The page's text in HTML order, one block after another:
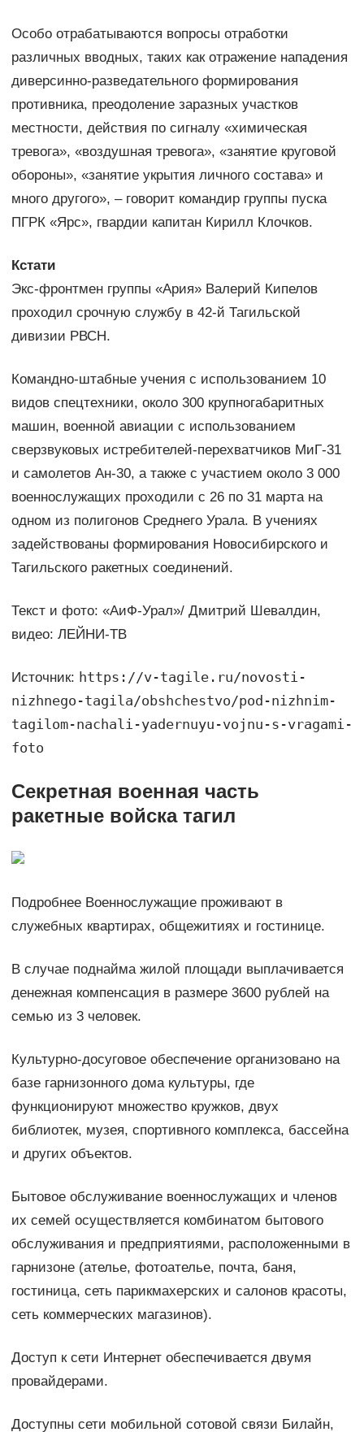
Особо отрабатываются вопросы отработки
различных вводных, таких как отражение нападения
диверсинно-разведательного формирования
противника, преодоление заразных участков
местности, действия по сигналу «химическая
тревога», «воздушная тревога», «занятие круговой
обороны», «занятие укрытия личного состава» и
много другого», – говорит командир группы пуска
ПГРК «Ярс», гвардии капитан Кирилл Клочков.
Кстати
Экс-фронтмен группы «Ария» Валерий Кипелов
проходил срочную службу в 42-й Тагильской
дивизии РВСН.
Командно-штабные учения с использованием 10
видов спецтехники, около 300 крупногабаритных
машин, военной авиации с использованием
сверзвуковых истребителей-перехватчиков МиГ-31
и самолетов Ан-30, а также с участием около 3 000
военнослужащих проходили с 26 по 31 марта на
одном из полигонов Среднего Урала. В учениях
задействованы формирования Новосибирского и
Тагильского ракетных соединений.
Текст и фото: «АиФ-Урал»/ Дмитрий Шевалдин,
видео: ЛЕЙНИ-ТВ
Источник: https://v-tagile.ru/novosti-
nizhnego-tagila/obshchestvo/pod-nizhnim-
tagilom-nachali-yadernuyu-vojnu-s-vragami-
foto
Секретная военная часть
ракетные войска тагил
Подробнее Военнослужащие проживают в
служебных квартирах, общежитиях и гостинице.
В случае поднайма жилой площади выплачивается
денежная компенсация в размере 3600 рублей на
семью из 3 человек.
Культурно-досуговое обеспечение организовано на
базе гарнизонного дома культуры, где
функционируют множество кружков, двух
библиотек, музея, спортивного комплекса, бассейна
и других объектов.
Бытовое обслуживание военнослужащих и членов
их семей осуществляется комбинатом бытового
обслуживания и предприятиями, расположенными в
гарнизоне (ателье, фотоателье, почта, баня,
гостиница, сеть парикмахерских и салонов красоты,
сеть коммерческих магазинов).
Доступ к сети Интернет обеспечивается двумя
провайдерами.
Доступны сети мобильной сотовой связи Билайн,